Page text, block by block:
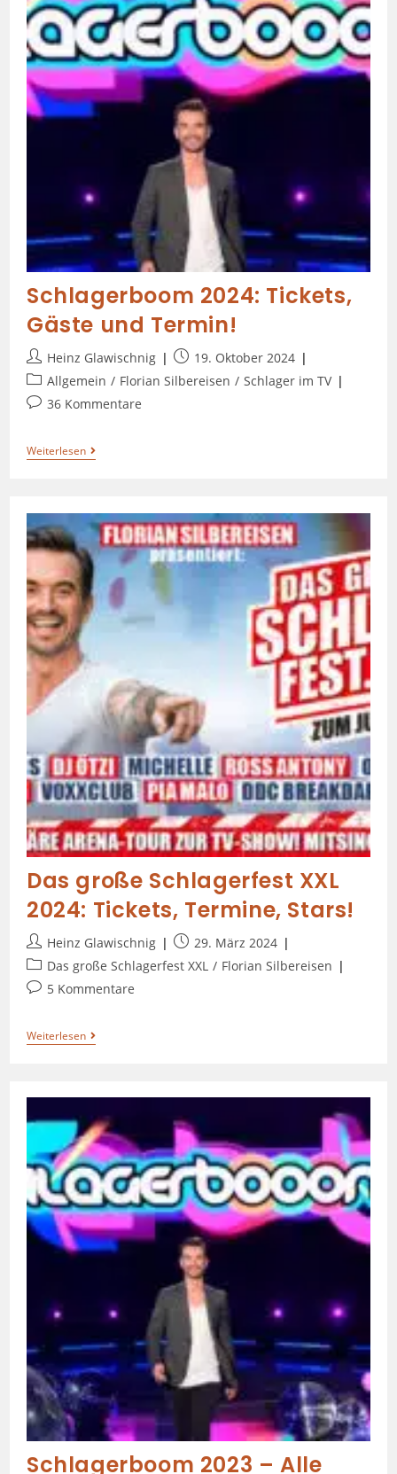
Schlagerboom 2024: Tickets,
Gäste und Termin!
Heinz Glawischnig
19. Oktober 2024
Allgemein / Florian Silbereisen / Schlager im TV
36 Kommentare
Weiterlesen
Das große Schlagerfest XXL
2024: Tickets, Termine, Stars!
Heinz Glawischnig
29. März 2024
Das große Schlagerfest XXL / Florian Silbereisen
5 Kommentare
Weiterlesen
Schlagerboom 2023 – Alle